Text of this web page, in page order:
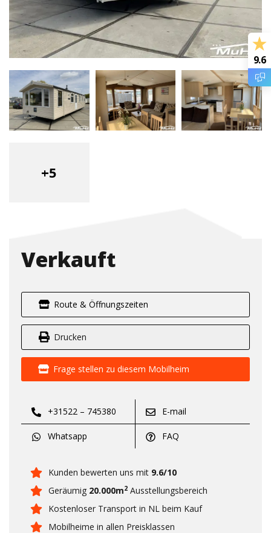
+5
Verkauft
Route & Öffnungszeiten
Drucken
Frage stellen zu diesem Mobilheim
+31522 – 745380 E-mail
Whatsapp FAQ
Kunden bewerten uns mit 9.6/10
Geräumig 20.000m2 Ausstellungsbereich
Kostenloser Transport in NL beim Kauf
Mobilheime in allen Preisklassen
9.6